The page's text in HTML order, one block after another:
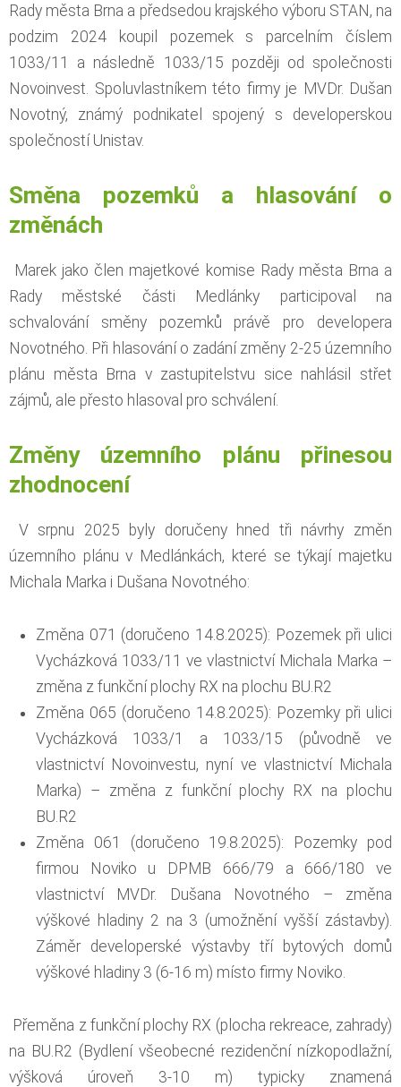
Rady města Brna a předsedou krajského výboru STAN, na
podzim 2024 koupil pozemek s parcelním číslem
1033/11 a následně 1033/15 později od společnosti
Novoinvest. Spoluvlastníkem této firmy je MVDr. Dušan
Novotný, známý podnikatel spojený s developerskou
společností Unistav.
Směna pozemků a hlasování o
změnách
Marek jako člen majetkové komise Rady města Brna a
Rady městské části Medlánky participoval na
schvalování směny pozemků právě pro developera
Novotného. Při hlasování o zadání změny 2-25 územního
plánu města Brna v zastupitelstvu sice nahlásil střet
zájmů, ale přesto hlasoval pro schválení.
Změny územního plánu přinesou
zhodnocení
V srpnu 2025 byly doručeny hned tři návrhy změn
územního plánu v Medlánkách, které se týkají majetku
Michala Marka i Dušana Novotného:
Změna 071 (doručeno 14.8.2025): Pozemek při ulici
Vycházková 1033/11 ve vlastnictví Michala Marka –
změna z funkční plochy RX na plochu BU.R2
Změna 065 (doručeno 14.8.2025): Pozemky při ulici
Vycházková 1033/1 a 1033/15 (původně ve
vlastnictví Novoinvestu, nyní ve vlastnictví Michala
Marka) – změna z funkční plochy RX na plochu
BU.R2
Změna 061 (doručeno 19.8.2025): Pozemky pod
firmou Noviko u DPMB 666/79 a 666/180 ve
vlastnictví MVDr. Dušana Novotného – změna
výškové hladiny 2 na 3 (umožnění vyšší zástavby).
Záměr developerské výstavby tří bytových domů
výškové hladiny 3 (6-16 m) místo firmy Noviko.
Přeměna z funkční plochy RX (plocha rekreace, zahrady)
na BU.R2 (Bydlení všeobecné rezidenční nízkopodlažní,
výšková úroveň 3-10 m) typicky znamená